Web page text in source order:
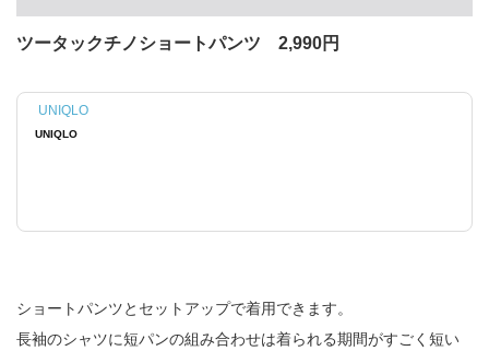
ツータックチノショートパンツ 2,990円
UNIQLO
UNIQLO
ショートパンツとセットアップで着用できます。
長袖のシャツに短パンの組み合わせは着られる期間がすごく短い